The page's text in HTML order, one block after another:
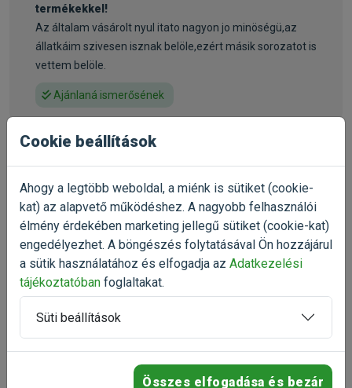
Értékelés írása
termékekkel!
Az általam vásárolt nyul itato nagyon jo minöségü,az
állatkáim szivesen isznak belöle,ezért másik sorozatot is
vettem belöle.
Ajánlaná ismerősének
Cookie beállítások
Ahogy a legtöbb weboldal, a miénk is sütiket (cookie-
kat) az alapvető működéshez. A nagyobb felhasználói
élmény érdekében marketing jellegű sütiket (cookie-kat)
engedélyezhet. A böngészés folytatásával Ön hozzájárul
a sütik használatához és elfogadja az Adatkezelési
tájékoztatóban foglaltakat.
Süti beállítások
Összes elfogadása és bezár